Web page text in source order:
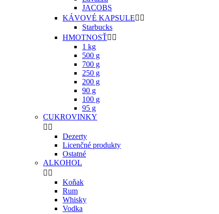
JACOBS
KÁVOVÉ KAPSULE 
Starbucks
HMOTNOSŤ 
1 kg
500 g
700 g
250 g
200 g
90 g
100 g
95 g
CUKROVINKY
 
Dezerty
Licenčné produkty
Ostatné
ALKOHOL
 
Koňak
Rum
Whisky
Vodka